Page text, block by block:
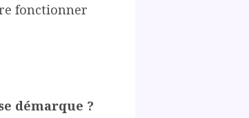
fonctionner
démarque ?